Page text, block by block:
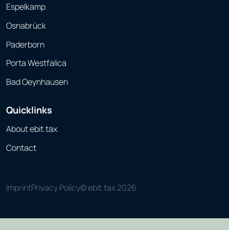
Espelkamp
Osnabrück
Paderborn
Porta Westfalica
Bad Oeynhausen
Quicklinks
About ebit.tax
Contact
ImprintPrivacy Policy© ebit.tax 2026